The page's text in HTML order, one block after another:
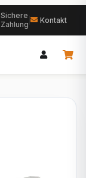
Sichere
Zahlung
Kontakt